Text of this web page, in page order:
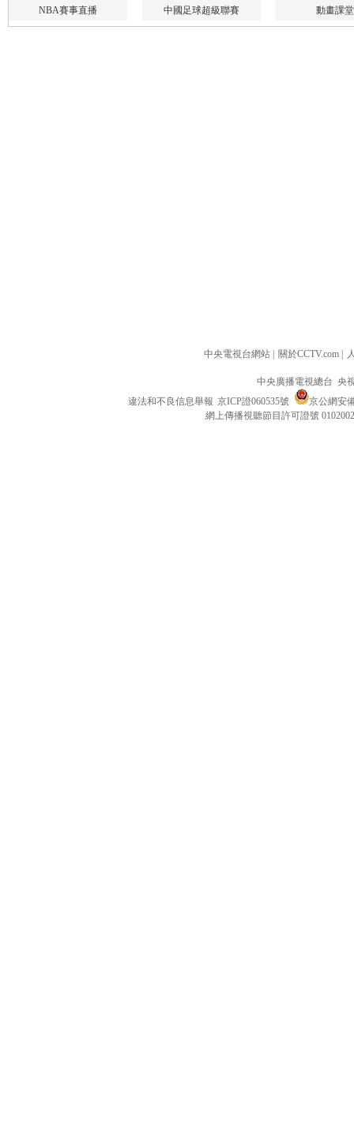
中央電視台網站 關於CCTV.com
中央廣播電視總台 央
違法和不良信息舉報 京ICP證060535號
京公網安
網上傳播視聽節目許可證號